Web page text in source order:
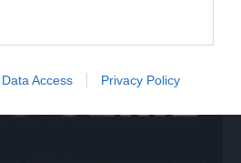
Data Access Privacy Policy